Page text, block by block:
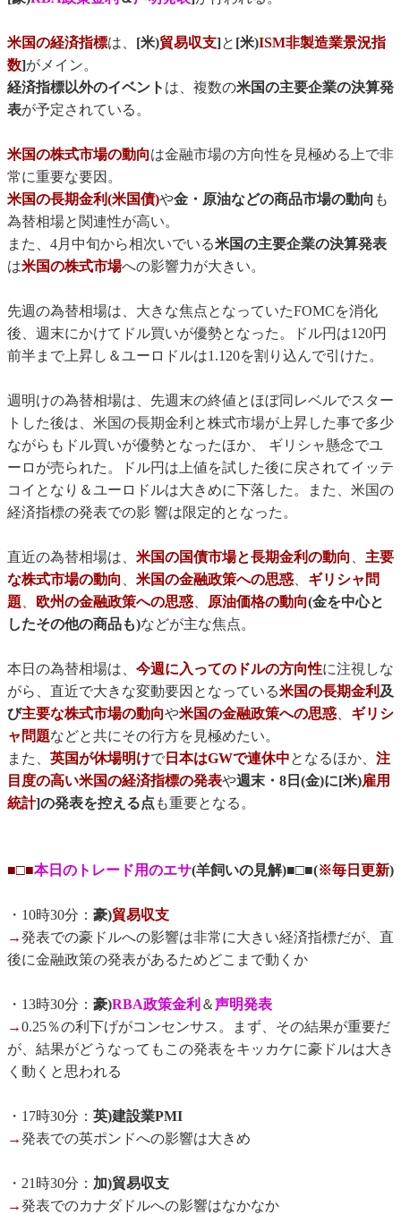
米国の経済指標は、 [米)貿易収支]と [米)ISM非製造業景況指
数]がメイン。
経済指標以外のイベント は、複数の米国の主要企業の決算発
表が予定されている。
米国の株式市場の動向は金融市場の方向性を見極める上で非
常に重要な要因。
米国の長期金利(米国債)や金・原油などの商品市場の動向 も
為替相場と関連性が高い。
また、4月中旬から相次いでいる米国の主要企業の決算発表
は米国の株式市場への影響力が大きい。
先週の為替相場は、大きな焦点となっていたFOMCを消化
後、週末にかけてドル買いが優勢となった。ドル円は120円
前半まで上昇し＆ユーロドルは1.120を割り込んで引けた。
週明けの為替相場は、先週末の終値とほぼ同レベルでスター
トした後は、米国の長期金利と株式市場が上昇した事で多少
ながらもドル買いが優勢となったほか、 ギリシャ懸念でユ
ーロが売られた。ドル円は上値を試した後に戻されてイッテ
コイとなり＆ユーロドルは大きめに下落した。また、米国の
経済指標の発表での影 響は限定的となった。
直近の為替相場は、 米国の国債市場と長期金利の動向 、 主要
な株式市場の動向 、 米国の金融政策への思惑、 ギリシャ問
題、 欧州の金融政策への思惑、 原油価格の動向(金を中心と
したその他の商品も)などが主な焦点。
本日の為替相場は、 今週に入ってのドルの方向性に注視しな
がら、直近で大きな変動要因となっている米国の長期金利及
び主要な株式市場の動向や米国の金融政策への思惑、 ギリシ
ャ問題などと共にその行方を見極めたい。
また、 英国が休場明けで 日本はGWで連休中となるほか、 注
目度の高い米国の経済指標の発表や週末・8日(金)に[米)雇用
統計]の発表を控える点 も重要となる。
■□■本日のトレード用のエサ(羊飼いの見解)■□■(※毎日更新)
・10時30分： 豪)貿易収支
→発表での豪ドルへの影響は非常に大きい経済指標だが、直
後に金融政策の発表があるためどこまで動くか
・13時30分： 豪)RBA政策金利 ＆声明発表
→0.25％の利下げがコンセンサス。まず、その結果が重要だ
が、結果がどうなってもこの発表をキッカケに豪ドルは大き
く動くと思われる
・17時30分： 英)建設業PMI
→発表での英ポンドへの影響は大きめ
・21時30分： 加)貿易収支
→発表でのカナダドルへの影響はなかなか